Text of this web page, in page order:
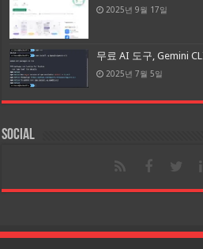
2025년 9월 17일
무료 AI 도구, Gemini
2025년 7월 5일
Social